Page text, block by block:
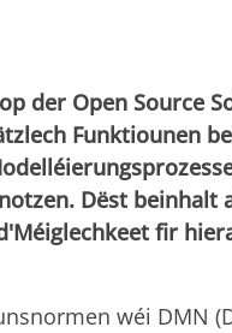
der Open Source
Funktiounen
Dëst
fir
wéi DMN